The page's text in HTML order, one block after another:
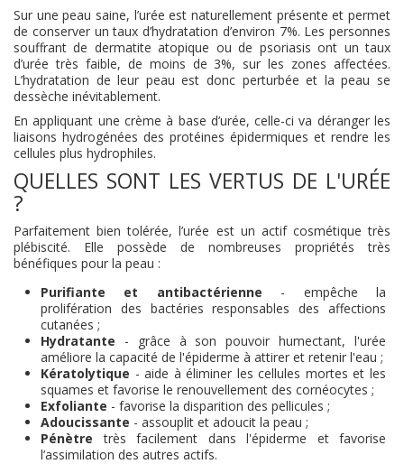
Sur une peau saine, l’urée est naturellement présente et permet
de conserver un taux d’hydratation d’environ 7%. Les personnes
souffrant de dermatite atopique ou de psoriasis ont un taux
d’urée très faible, de moins de 3%, sur les zones affectées.
L’hydratation de leur peau est donc perturbée et la peau se
dessèche inévitablement.
En appliquant une crème à base d’urée, celle-ci va déranger les
liaisons hydrogénées des protéines épidermiques et rendre les
cellules plus hydrophiles.
QUELLES SONT LES VERTUS DE L'URÉE
?
Parfaitement bien tolérée, l’urée est un actif cosmétique très
plébiscité. Elle possède de nombreuses propriétés très
bénéfiques pour la peau :
Purifiante et antibactérienne - empêche la
prolifération des bactéries responsables des affections
cutanées ;
Hydratante - grâce à son pouvoir humectant, l'urée
améliore la capacité de l'épiderme à attirer et retenir l'eau ;
Kératolytique - aide à éliminer les cellules mortes et les
squames et favorise le renouvellement des cornéocytes ;
Exfoliante - favorise la disparition des pellicules ; ​
Adoucissante - assouplit et adoucit la peau ;
Pénètre très facilement dans l'épiderme et favorise
l’assimilation des autres actifs.